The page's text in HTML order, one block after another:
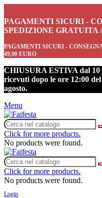
PAGAMENTI SICURI -
SPEDIZIONE GRATUITA
PAGAMENTI SICURI -
49,90 EURO
CHIUSURA ESTIVA dal 10
ricevuti dopo le ore 12:00
agosto.
Menu
Click for more products.
No products were found.
Click for more products.
No products were found.
Login